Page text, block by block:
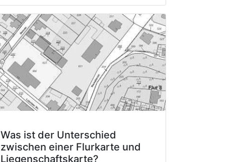
Was ist der Unterschied
zwischen einer Flurkarte und
Liegenschaftskarte?